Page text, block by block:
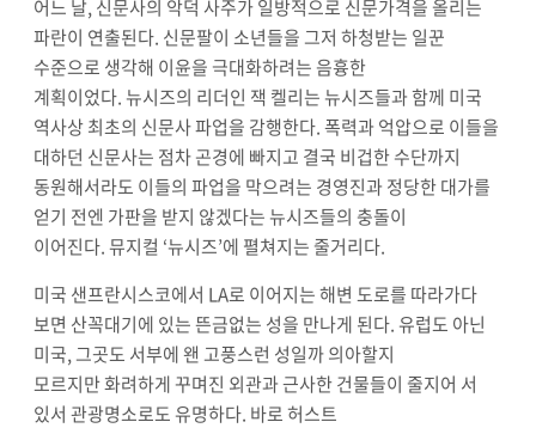
어느 날, 신문사의 악덕 사주가 일방적으로 신문가격을 올리는
파란이 연출된다. 신문팔이 소년들을 그저 하청받는 일꾼
수준으로 생각해 이윤을 극대화하려는 음흉한
계획이었다. 뉴시즈의 리더인 잭 켈리는 뉴시즈들과 함께 미국
역사상 최초의 신문사 파업을 감행한다.폭력과 억압으로 이들을
대하던 신문사는 점차 곤경에 빠지고 결국 비겁한 수단까지
동원해서라도 이들의 파업을 막으려는 경영진과 정당한 대가를
얻기 전엔 가판을 받지 않겠다는 뉴시즈들의 충돌이
이어진다.뮤지컬 ‘뉴시즈’에 펼쳐지는 줄거리다.
미국 샌프란시스코에서 LA로 이어지는 해변 도로를 따라가다
보면 산꼭대기에 있는 뜬금없는 성을 만나게 된다.유럽도 아닌
미국, 그곳도 서부에 왠 고풍스런 성일까 의아할지
모르지만화려하게 꾸며진 외관과 근사한 건물들이 줄지어 서
있서 관광명소로도 유명하다. 바로 허스트